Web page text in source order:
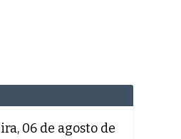
06 de agosto de